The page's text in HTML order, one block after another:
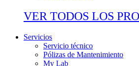
VER TODOS LOS
Servicios
Servicio técnico
Pólizas de Mantenimiento
My Lab